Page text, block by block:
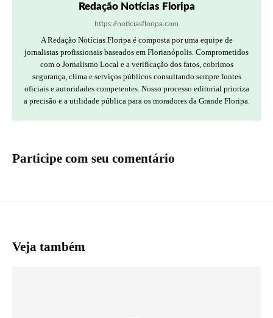
Redação Notícias Floripa
https://noticiasfloripa.com
A Redação Notícias Floripa é composta por uma equipe de
jornalistas profissionais baseados em Florianópolis. Comprometidos
com o Jornalismo Local e a verificação dos fatos, cobrimos
segurança, clima e serviços públicos consultando sempre fontes
oficiais e autoridades competentes. Nosso processo editorial prioriza
a precisão e a utilidade pública para os moradores da Grande Floripa.
Participe com seu comentário
Veja também